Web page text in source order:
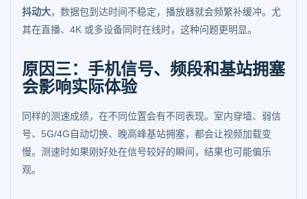
抖动大，数据包到达时间不稳定，播放器就会频繁补缓冲。尤
其在直播、4K 或多设备同时在线时，这种问题更明显。
原因三：手机信号、频段和基站拥塞
会影响实际体验
同样的测速成绩，在不同位置会有不同表现。室内穿墙、弱信
号、5G/4G自动切换、晚高峰基站拥塞，都会让视频加载变
慢。测速时如果刚好处在信号较好的瞬间，结果也可能偏乐
观。